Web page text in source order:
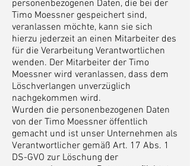
personenbezogenen Daten, die bei der
Timo Moessner gespeichert sind,
veranlassen möchte, kann sie sich
hierzu jederzeit an einen Mitarbeiter des
für die Verarbeitung Verantwortlichen
wenden. Der Mitarbeiter der Timo
Moessner wird veranlassen, dass dem
Löschverlangen unverzüglich
nachgekommen wird.
Wurden die personenbezogenen Daten
von der Timo Moessner öffentlich
gemacht und ist unser Unternehmen als
Verantwortlicher gemäß Art. 17 Abs. 1
DS-GVO zur Löschung der